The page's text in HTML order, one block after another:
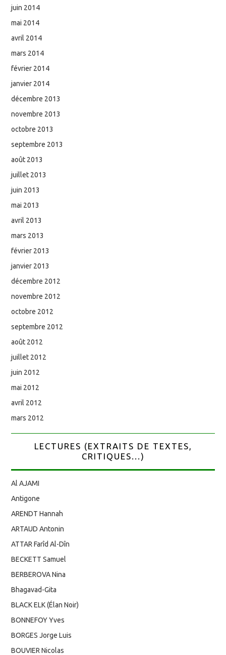
juin 2014
mai 2014
avril 2014
mars 2014
février 2014
janvier 2014
décembre 2013
novembre 2013
octobre 2013
septembre 2013
août 2013
juillet 2013
juin 2013
mai 2013
avril 2013
mars 2013
février 2013
janvier 2013
décembre 2012
novembre 2012
octobre 2012
septembre 2012
août 2012
juillet 2012
juin 2012
mai 2012
avril 2012
mars 2012
LECTURES (EXTRAITS DE TEXTES,
CRITIQUES...)
Al AJAMI
Antigone
ARENDT Hannah
ARTAUD Antonin
ATTAR Farîd Al-Dîn
BECKETT Samuel
BERBEROVA Nina
Bhagavad-Gita
BLACK ELK (Élan Noir)
BONNEFOY Yves
BORGES Jorge Luis
BOUVIER Nicolas